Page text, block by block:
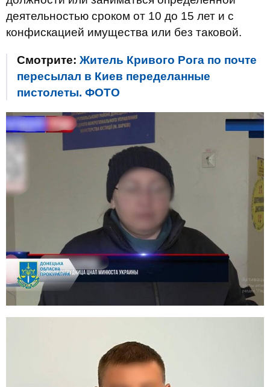
деятельностью сроком от 10 до 15 лет и с
конфискацией имущества или без таковой.
Смотрите: Житель Кривого Рога по почте
пересылал в Киев переделанные
пистолеты. ФОТО